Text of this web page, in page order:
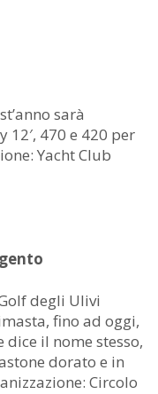
sarà
12′, 470 e 420 per
Yacht Club
degli Ulivi
fino ad oggi,
il nome stesso,
dorato e in
Circolo